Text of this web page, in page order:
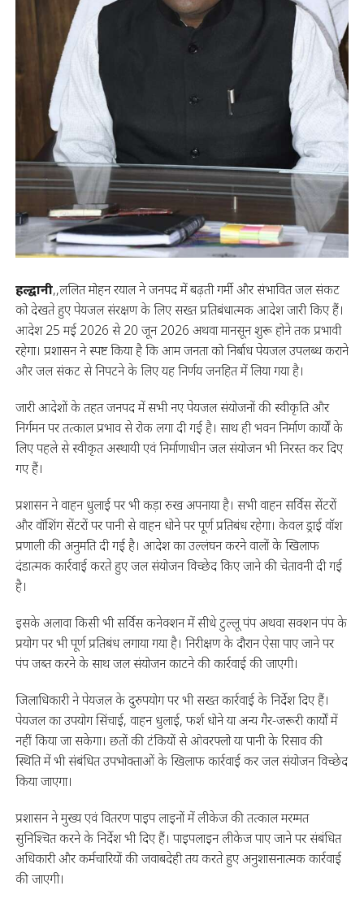
हल्द्वानी,,ललित मोहन रयाल ने जनपद में बढ़ती गर्मी और संभावित जल संकट
को देखते हुए पेयजल संरक्षण के लिए सख्त प्रतिबंधात्मक आदेश जारी किए हैं।
आदेश 25 मई 2026 से 20 जून 2026 अथवा मानसून शुरू होने तक प्रभावी
रहेगा। प्रशासन ने स्पष्ट किया है कि आम जनता को निर्बाध पेयजल उपलब्ध कराने
और जल संकट से निपटने के लिए यह निर्णय जनहित में लिया गया है।
जारी आदेशों के तहत जनपद में सभी नए पेयजल संयोजनों की स्वीकृति और
निर्गमन पर तत्काल प्रभाव से रोक लगा दी गई है। साथ ही भवन निर्माण कार्यों के
लिए पहले से स्वीकृत अस्थायी एवं निर्माणाधीन जल संयोजन भी निरस्त कर दिए
गए हैं।
प्रशासन ने वाहन धुलाई पर भी कड़ा रुख अपनाया है। सभी वाहन सर्विस सेंटरों
और वॉशिंग सेंटरों पर पानी से वाहन धोने पर पूर्ण प्रतिबंध रहेगा। केवल ड्राई वॉश
प्रणाली की अनुमति दी गई है। आदेश का उल्लंघन करने वालों के खिलाफ
दंडात्मक कार्रवाई करते हुए जल संयोजन विच्छेद किए जाने की चेतावनी दी गई
है।
इसके अलावा किसी भी सर्विस कनेक्शन में सीधे टुल्लू पंप अथवा सक्शन पंप के
प्रयोग पर भी पूर्ण प्रतिबंध लगाया गया है। निरीक्षण के दौरान ऐसा पाए जाने पर
पंप जब्त करने के साथ जल संयोजन काटने की कार्रवाई की जाएगी।
जिलाधिकारी ने पेयजल के दुरुपयोग पर भी सख्त कार्रवाई के निर्देश दिए हैं।
पेयजल का उपयोग सिंचाई, वाहन धुलाई, फर्श धोने या अन्य गैर-जरूरी कार्यों में
नहीं किया जा सकेगा। छतों की टंकियों से ओवरफ्लो या पानी के रिसाव की
स्थिति में भी संबंधित उपभोक्ताओं के खिलाफ कार्रवाई कर जल संयोजन विच्छेद
किया जाएगा।
प्रशासन ने मुख्य एवं वितरण पाइप लाइनों में लीकेज की तत्काल मरम्मत
सुनिश्चित करने के निर्देश भी दिए हैं। पाइपलाइन लीकेज पाए जाने पर संबंधित
अधिकारी और कर्मचारियों की जवाबदेही तय करते हुए अनुशासनात्मक कार्रवाई
की जाएगी।